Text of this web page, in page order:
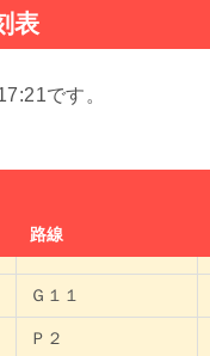
表
です。
路線
Ｇ１１
Ｐ２